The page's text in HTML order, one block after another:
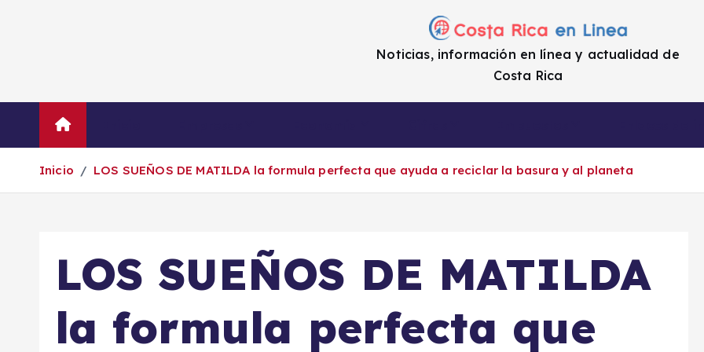
Noticias, información en línea y actualidad de
Costa Rica
Inicio LOS SUEÑOS DE MATILDA la formula perfecta que ayuda a reciclar la basura y al planeta
LOS SUEÑOS DE MATILDA
la formula perfecta que